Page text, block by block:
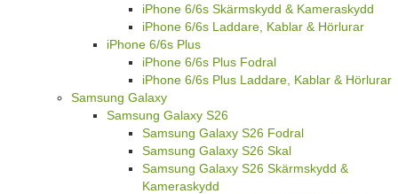
iPhone 6/6s Skärmskydd & Kameraskydd
iPhone 6/6s Laddare, Kablar & Hörlurar
iPhone 6/6s Plus
iPhone 6/6s Plus Fodral
iPhone 6/6s Plus Laddare, Kablar & Hörlurar
Samsung Galaxy
Samsung Galaxy S26
Samsung Galaxy S26 Fodral
Samsung Galaxy S26 Skal
Samsung Galaxy S26 Skärmskydd &
Kameraskydd